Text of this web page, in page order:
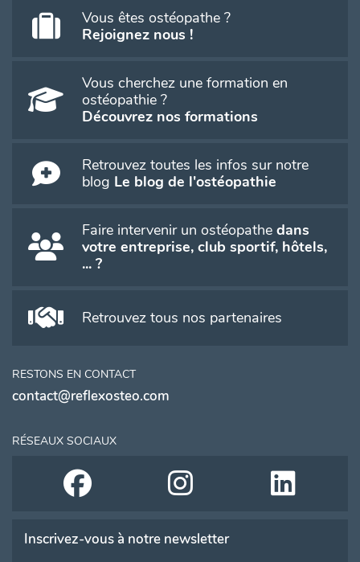
Vous êtes ostéopathe ?
Rejoignez nous !
Vous cherchez une formation en
ostéopathie ?
Découvrez nos formations
Retrouvez toutes les infos sur notre
blog Le blog de l'ostéopathie
Faire intervenir un ostéopathe dans
votre entreprise, club sportif, hôtels,
... ?
Retrouvez tous nos partenaires
RESTONS EN CONTACT
contact@reflexosteo.com
RÉSEAUX SOCIAUX
Inscrivez-vous à notre newsletter